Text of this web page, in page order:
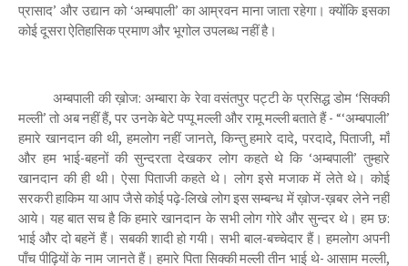
प्रासाद’ और उद्यान को ‘अम्बपाली’ का आम्रवन माना जाता रहेगा। क्योंकि इसका
कोई दूसरा ऐतिहासिक प्रमाण और भूगोल उपलब्ध नहीं है।
अम्बपाली की ख़ोज: अम्बारा के रेवा वसंतपुर पट्टी के प्रसिद्ध डोम ‘सिक्की
मल्ली’ तो अब नहीं हैं, पर उनके बेटे पप्पू मल्ली और रामू मल्ली बताते हैं - “‘अम्बपाली’
हमारे खानदान की थी, हमलोग नहीं जानते, किन्तु हमारे दादे, परदादे, पिताजी, माँ
और हम भाई-बहनों की सुन्दरता देखकर लोग कहते थे कि ‘अम्बपाली’ तुम्हारे
खानदान की ही थी। ऐसा पिताजी कहते थे। लोग इसे मजाक में लेते थे। कोई
सरकरी हाकिम या आप जैसे कोई पढ़े-लिखे लोग इस सम्बन्ध में ख़ोज-ख़बर लेने नहीं
आये। यह बात सच है कि हमारे खानदान के सभी लोग गोरे और सुन्दर थे। हम छ:
भाई और दो बहनें हैं। सबकी शादी हो गयी। सभी बाल-बच्चेदार हैं। हमलोग अपनी
पाँच पीढ़ियों के नाम जानते हैं। हमारे पिता सिक्की मल्ली तीन भाई थे- आसाम मल्ली,